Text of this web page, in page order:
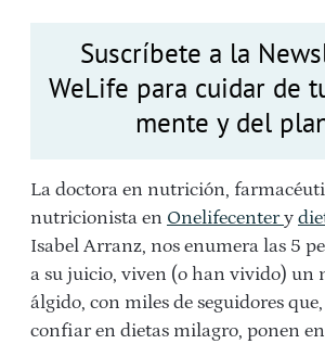
Suscríbete a la
WeLife para cuidar de
mente y del
La doctora en nutrición,
nutricionista en Onelifecentery
Isabel Arranz, nos enumera las 5
a su juicio, viven (o han vivido) un
álgido, con miles de seguidores
confiar en dietas milagro, ponen